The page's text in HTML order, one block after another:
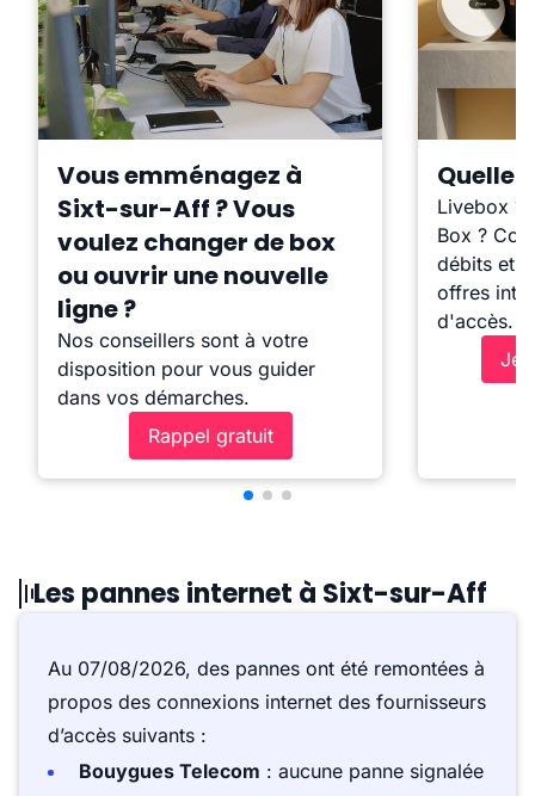
Vous emménagez à
Sixt-sur-Aff ? Vous
voulez changer de box
ou ouvrir une nouvelle
ligne ?
Nos conseillers sont à votre
disposition pour vous guider
dans vos démarches.
Rappel gratuit
Quelle
Livebox ?
Box ?
débits et
offres
d'accès.
Je
Les pannes internet à Sixt-sur-Aff
Au 07/08/2026, des pannes ont été remontées à
propos des connexions internet des fournisseurs
d’accès suivants :
Bouygues Telecom : aucune panne signalée